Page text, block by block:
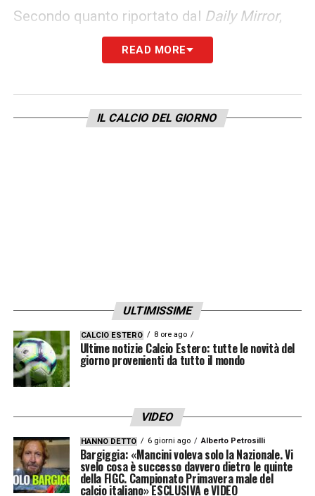
Secondo quanto riportato dal Daily Mirror,
starebbe infatti spingendo con
David Beckhamper convincere il
garantirgli un ingaggio più alto.
READ MORE
IL CALCIO DEL GIORNO
ULTIMISSIME
CALCIO ESTERO 8 ore ago
Ultime notizie Calcio Estero: tutte le novità del
giorno provenienti da tutto il mondo
VIDEO
HANNO DETTO 6 giorni ago Alberto Petrosilli
Bargiggia: «Mancini voleva solo la Nazionale. Vi
svelo cosa è successo davvero dietro le quinte
della FIGC. Campionato Primavera male del
calcio italiano» ESCLUSIVA e VIDEO